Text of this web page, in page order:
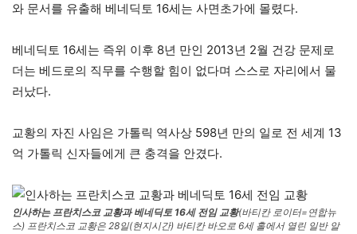
와 문서를 유출해 베네딕토 16세는 사면초가에 몰렸다.
베네딕토 16세는 즉위 이후 8년 만인 2013년 2월 건강 문제로
더는 베드로의 직무를 수행할 힘이 없다며 스스로 자리에서 물
러났다.
교황의 자진 사임은 가톨릭 역사상 598년 만의 일로 전 세계 13
억 가톨릭 신자들에게 큰 충격을 안겼다.
인사하는 프란치스코 교황과 베네딕토 16세 전임 교황(바티칸 로이터=연합뉴
스) 프란치스코 교황은 28일(현지시간) 바티칸 바오로 6세 홀에서 열린 일반 알